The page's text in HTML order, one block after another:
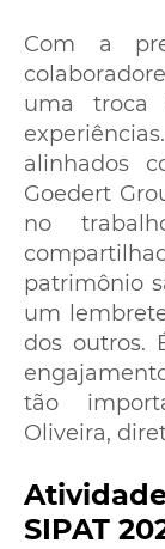
Com a
uma troca
alinhados
Goedert
no
patrimônio
um
dos outros.
tão
Oliveira,
SIPAT